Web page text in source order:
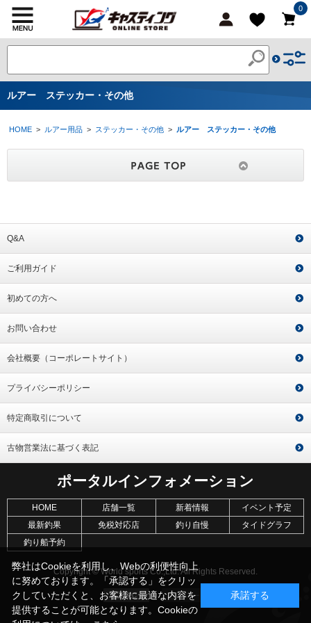
0
ルアー ステッカー・その他
HOME > ルアー用品 > ステッカー・その他 > ルアー ステッカー・その他
Q&A
ご利用ガイド
初めての方へ
お問い合わせ
会社概要（コーポレートサイト）
プライバシーポリシー
特定商取引について
古物営業法に基づく表記
ポータルインフォメーション
HOME 店舗一覧 新着情報
イベント予定
最新釣果
免税対応店 釣り自慢
タイドグラフ
釣り船予約
Copyright © World sports Co.,Ltd. All Rights Reserved.
弊社はCookieを利用し、Webの利便性向上
に努めております。「承認する」をクリッ
クしていただくと、お客様に最適な内容を
提供することが可能となります。Cookieの
承諾する